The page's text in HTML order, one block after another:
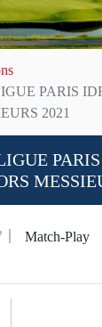
PARIS
2021
Match-Play